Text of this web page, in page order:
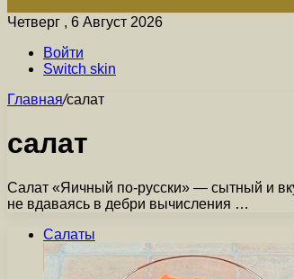
Четверг , 6 Август 2026
Войти
Switch skin
Главная/салат
салат
Салат «Яичный по-русски» — сытный и
не вдаваясь в дебри вычисления …
Салаты